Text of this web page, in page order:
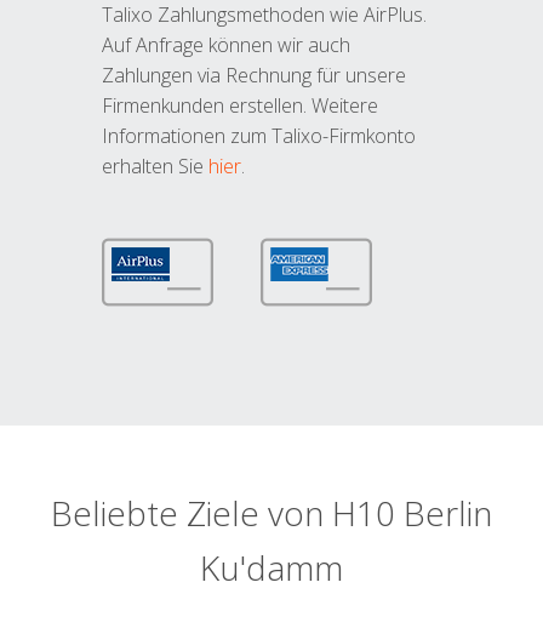
Talixo Zahlungsmethoden wie AirPlus.
Auf Anfrage können wir auch
Zahlungen via Rechnung für unsere
Firmenkunden erstellen. Weitere
Informationen zum Talixo-Firmkonto
erhalten Sie hier.
Beliebte Ziele von H10 Berlin
Ku'damm